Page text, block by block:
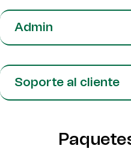
Admin
Soporte al cliente